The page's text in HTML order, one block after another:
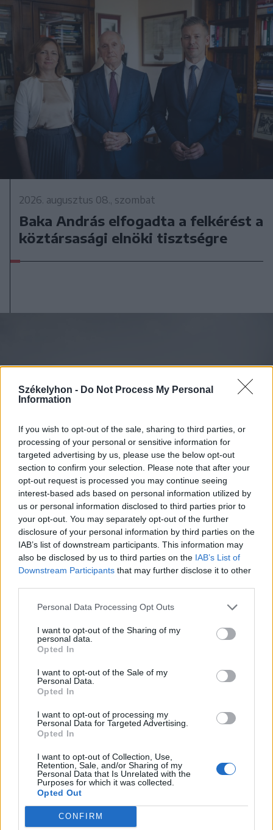
Székelyhon - Do Not Process My Personal
Information
If you wish to opt-out of the sale, sharing to third parties, or
processing of your personal or sensitive information for
targeted advertising by us, please use the below opt-out
section to confirm your selection. Please note that after your
opt-out request is processed you may continue seeing
interest-based ads based on personal information utilized by
us or personal information disclosed to third parties prior to
your opt-out. You may separately opt-out of the further
disclosure of your personal information by third parties on the
IAB’s list of downstream participants. This information may
also be disclosed by us to third parties on the IAB’s List of
Downstream Participants that may further disclose it to other
Personal Data Processing Opt Outs
I want to opt-out of the Sharing of my
personal data.
Opted In
I want to opt-out of the Sale of my
Personal Data.
Opted In
I want to opt-out of processing my
Personal Data for Targeted Advertising.
Opted In
I want to opt-out of Collection, Use,
Retention, Sale, and/or Sharing of my
Personal Data that Is Unrelated with the
Purposes for which it was collected.
Opted Out
CONFIRM
2026. augusztus 08., szombat
Baka András elfogadta a felkérést a
köztársasági elnöki tisztségre
2026. augusztus 08., szombat
Románia irányából érkező ukrán
csalidrón robbant fel Bulgáriában –
frissítve
2026. augusztus 08., szombat